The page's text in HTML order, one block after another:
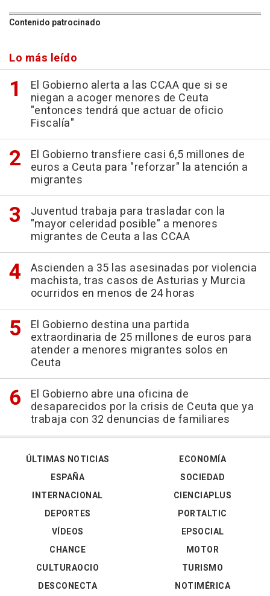
Contenido patrocinado
Lo más leído
El Gobierno alerta a las CCAA que si se
niegan a acoger menores de Ceuta
"entonces tendrá que actuar de oficio
Fiscalía"
El Gobierno transfiere casi 6,5 millones de
euros a Ceuta para "reforzar" la atención a
migrantes
Juventud trabaja para trasladar con la
"mayor celeridad posible" a menores
migrantes de Ceuta a las CCAA
Ascienden a 35 las asesinadas por violencia
machista, tras casos de Asturias y Murcia
ocurridos en menos de 24 horas
El Gobierno destina una partida
extraordinaria de 25 millones de euros para
atender a menores migrantes solos en
Ceuta
El Gobierno abre una oficina de
desaparecidos por la crisis de Ceuta que ya
trabaja con 32 denuncias de familiares
ÚLTIMAS NOTICIAS
ESPAÑA
INTERNACIONAL
DEPORTES
VÍDEOS
ECONOMÍA
SOCIEDAD
CIENCIAPLUS
PORTALTIC
EPSOCIAL
CHANCE
CULTURAOCIO
DESCONECTA
MOTOR
TURISMO
NOTIMÉRICA